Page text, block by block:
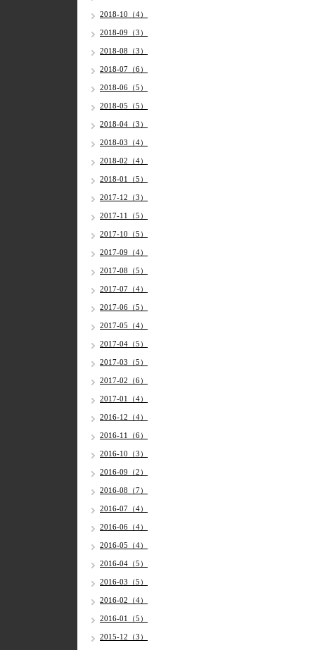
2018-10（4）
2018-09（3）
2018-08（3）
2018-07（6）
2018-06（5）
2018-05（5）
2018-04（3）
2018-03（4）
2018-02（4）
2018-01（5）
2017-12（3）
2017-11（5）
2017-10（5）
2017-09（4）
2017-08（5）
2017-07（4）
2017-06（5）
2017-05（4）
2017-04（5）
2017-03（5）
2017-02（6）
2017-01（4）
2016-12（4）
2016-11（6）
2016-10（3）
2016-09（2）
2016-08（7）
2016-07（4）
2016-06（4）
2016-05（4）
2016-04（5）
2016-03（5）
2016-02（4）
2016-01（5）
2015-12（3）